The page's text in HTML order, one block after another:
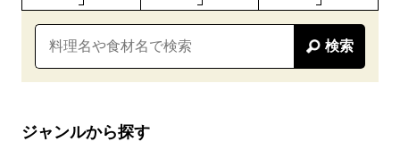
検索
ジャンルから探す